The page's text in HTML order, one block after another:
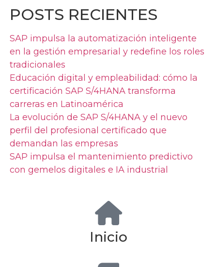
POSTS RECIENTES
SAP impulsa la automatización inteligente
en la gestión empresarial y redefine los roles
tradicionales
Educación digital y empleabilidad: cómo la
certificación SAP S/4HANA transforma
carreras en Latinoamérica
La evolución de SAP S/4HANA y el nuevo
perfil del profesional certificado que
demandan las empresas
SAP impulsa el mantenimiento predictivo
con gemelos digitales e IA industrial
Inicio